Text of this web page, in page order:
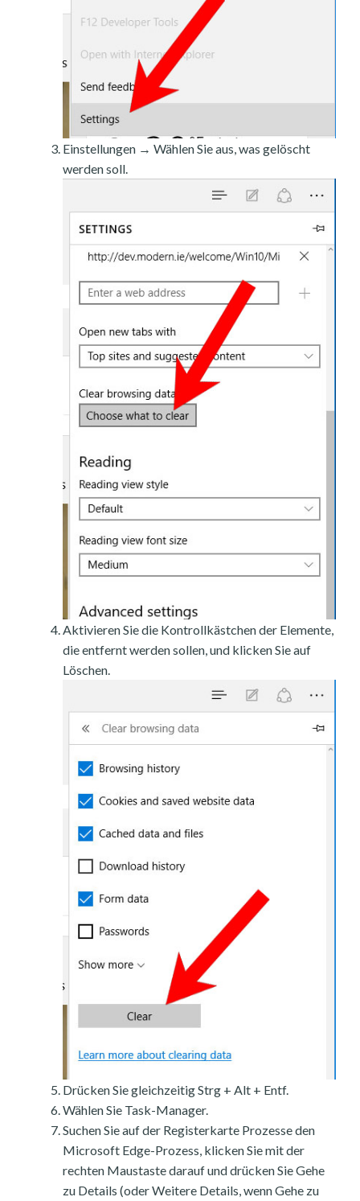
Einstellungen → Wählen Sie aus, was gelöscht
werden soll.
Aktivieren Sie die Kontrollkästchen der Elemente,
die entfernt werden sollen, und klicken Sie auf
Löschen.
Drücken Sie gleichzeitig Strg + Alt + Entf.
Wählen Sie Task-Manager.
Suchen Sie auf der Registerkarte Prozesse den
Microsoft Edge-Prozess, klicken Sie mit der
rechten Maustaste darauf und drücken Sie Gehe
zu Details (oder Weitere Details, wenn Gehe zu